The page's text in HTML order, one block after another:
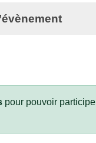
pour pouvoir